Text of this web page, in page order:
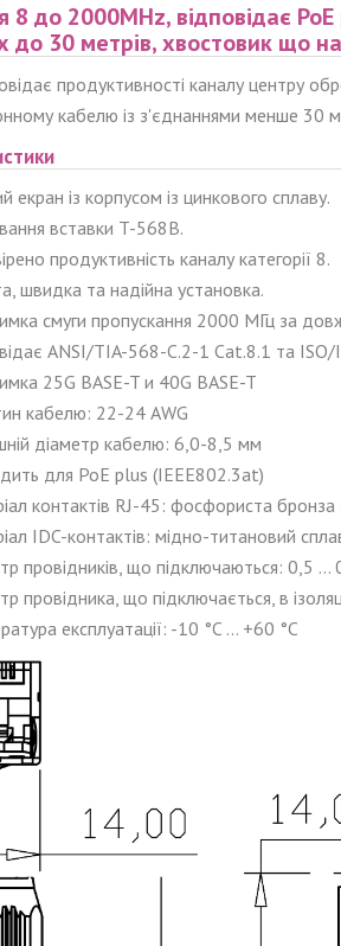
8 до 2000MHz, відповідає
до 30 метрів, хвостовик що
продуктивності каналу центру
кабелю із з'єднаннями менше 30
екран із корпусом із цинкового сплаву.
вставки T-568B.
продуктивність каналу категорії 8.
швидка та надійна установка.
смуги пропускання 2000 МГц за
ANSI/TIA-568-C.2-1 Cat.8.1 та
25G BASE-T и 40G BASE-T
кабелю: 22-24 AWG
діаметр кабелю: 6,0-8,5 мм
для PoE plus (IEEE802.3at)
контактів RJ-45: фосфориста
IDC-контактів: мідно-титановий
провідників, що підключаються: 0,5
провідника, що підключається, в
експлуатації: -10 °C ... +60 °C